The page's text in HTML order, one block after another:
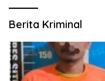
Berita Kriminal